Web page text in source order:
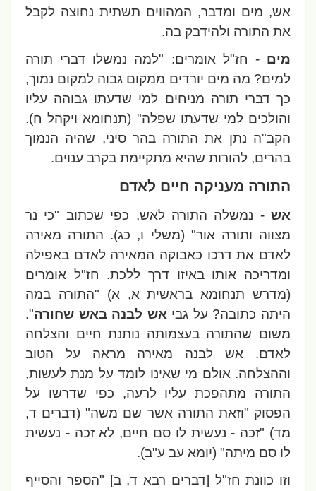
אש, מים ומדבר, המהווים תשתית נחוצה לקבל
את התורה ולהידבק בה.
מים- חז"ל אומרים: "למה נמשלו דברי תורה
למים? מה מים יורדים ממקום גבוה למקום נמוך,
כך דברי תורה מניחים למי שדעתו גבוהה עליו
והולכים למי שדעתו שפלה" (תנחומא ויקהל ח ).
הקב"ה נתן את התורה בהר סיני, שהיה הנמוך
בהרים, להורות שהיא מתקיימת בקרב ענוים.
התורה מעניקה חיים לאדם
אש- נמשלה התורה לאש, כפי שכתוב "כי נר
מצווה ותורה אור" (משלי ו, כג). התורה מאירה
לאדם את דרכו כאבוקה המאירה לאדם באפילה
ומדריכה אותו באיזו דרךללכת. חז"ל אומרים
(מדרש תנחומא בראשית א, א) "התורה במה
היתה כתובה? על גביאש לבנה באש שחורה".
משום שהתורה בעצמותה נותנת חיים והצלחה
לאדם. אש לבנה מאירה מראה על הטוב
וההצלחה. אולם מי שאינו לומד על מנת לעשות,
התורה מתהפכת עליו לרעה, כפי שדרשו על
הפסוק "וזאת התורה אשר שם משה" (דברים ד,
מד) "זכה - נעשית לו סם חיים, לא זכה - נעשית
לו סם מיתה" (יומא עב ע"ב).
וזו כוונת חז"ל [דברים רבא ד, ב] "הספר והסייף